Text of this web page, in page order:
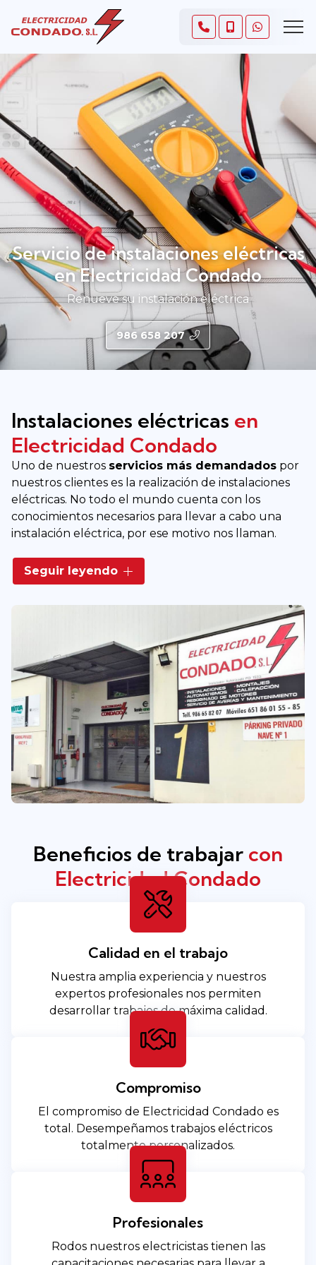
Servicio de instalaciones eléctricas
en Electricidad Condado
Renueve su instalación eléctrica
986 658 207
Instalaciones eléctricas en
Electricidad Condado
Uno de nuestros servicios más demandados por
nuestros clientes es la realización de instalaciones
eléctricas. No todo el mundo cuenta con los
conocimientos necesarios para llevar a cabo una
instalación eléctrica, por ese motivo nos llaman.
Por otra parte, es un trabajo que requiere de
muchos cuidados por los peligros que puede
electricistas profesionales altamente
cualificadospara llevar a cabo cualquier proyecto
de instalación.
Seguir leyendo
Beneficios de trabajar con
Electricidad Condado
Calidad en el trabajo
Nuestra amplia experiencia y nuestros
expertos profesionales nos permiten
desarrollar trabajos de máxima calidad.
Compromiso
El compromiso de Electricidad Condado es
total. Desempeñamos trabajos eléctricos
totalmente personalizados.
Profesionales
Rodos nuestros electricistas tienen las